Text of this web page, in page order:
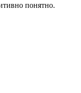
понятно.